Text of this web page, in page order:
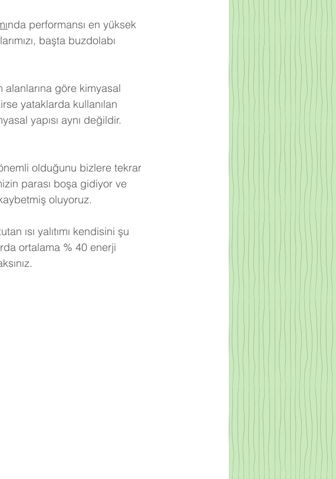
nda performansı en yüksek
başta buzdolabı
alanlarına göre kimyasal
yataklarda kullanılan
yapısı aynı değildir.
olduğunu bizlere tekrar
parası boşa gidiyor ve
oluyoruz.
ısı yalıtımı kendisini şu
ortalama % 40 enerji